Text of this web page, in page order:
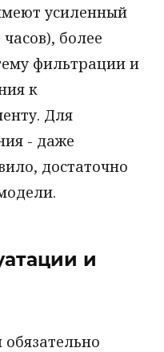
усиленный
часов), более
фильтрации и
к
Для
- даже
достаточно
и